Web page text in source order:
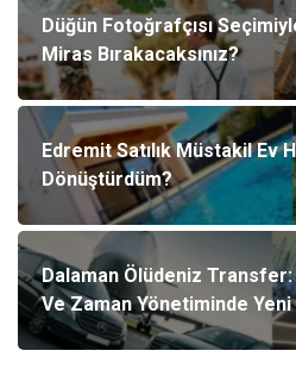
Düğün Fotoğrafçısı
Miras Bırakacaksınız?
Edremit Satılık Müstakil Ev
Dönüştürdüm?
Dalaman Ölüdeniz
Ve Zaman Yönetiminde Yeni